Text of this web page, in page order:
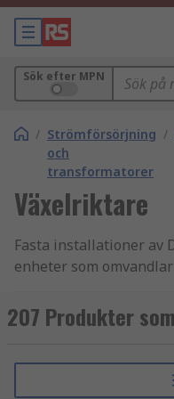
Sök efter MPN
/ Strömförsörjning
och
transformatorer
/
Växelriktare
Fasta installationer av
enheter som
kan driva många
207 Produkter